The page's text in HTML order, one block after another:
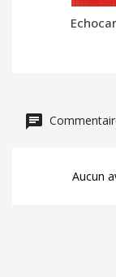
Aucun